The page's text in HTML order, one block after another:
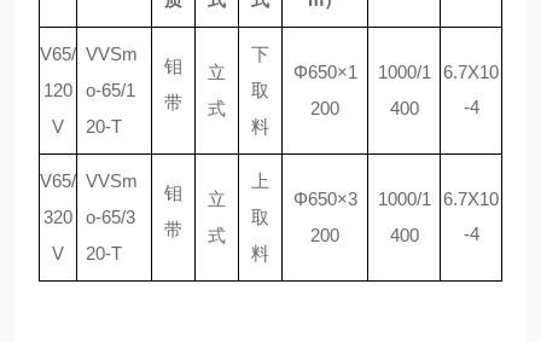
V65/
120
V
VVSm
o-65/1
20-T
钼
带
立
式
下
取
料
Φ650×1
200
1000/1
400
6.7X10
-4
V65/
320
V
VVSm
o-65/3
20-T
钼
带
立
式
上
取
料
Φ650×3
200
1000/1
400
6.7X10
-4